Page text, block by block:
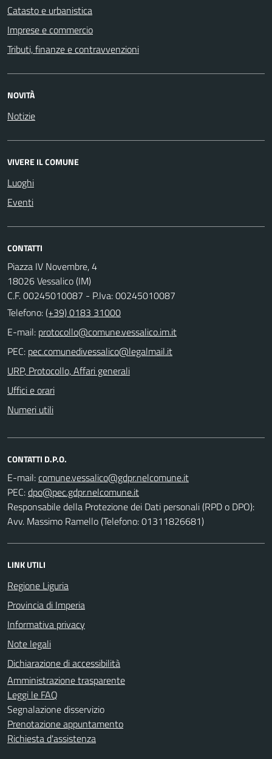
Catasto e urbanistica
Imprese e commercio
Tributi, finanze e contravvenzioni
NOVITÀ
Notizie
VIVERE IL COMUNE
Luoghi
Eventi
CONTATTI
Piazza IV Novembre, 4
18026 Vessalico (IM)
C.F. 00245010087 - P.Iva: 00245010087
Telefono:(+39) 0183 31000
E-mail:
PEC:
URP, Protocollo, Affari generali
Uffici e orari
Numeri utili
CONTATTI D.P.O.
E-mail:
PEC:
Responsabile della Protezione dei Dati personali (RPD o DPO):
Avv. Massimo Ramello (Telefono: 01311826681)
LINK UTILI
Regione Liguria
Provincia di Imperia
Informativa privacy
Note legali
Dichiarazione di accessibilità
Amministrazione trasparente
Leggi le FAQ
Segnalazione disservizio
Prenotazione appuntamento
Richiesta d'assistenza